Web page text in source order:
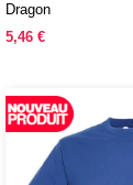
Dragon
5,46 €